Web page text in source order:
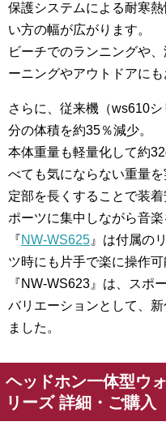
保護システムによる耐寒
い方の幅が広がります。
ビーチでのランニングや
ーニングやアウトドアにも
さらに、従来機（ws610
分の体積を約35％減少。
本体重量も軽量化して約
べても気にならない重量
定部を長くすることで装
ポーツに集中しながら音楽
『NW-WS625 』は付属の
ツ時にも片手で楽に操作可
『NW-WS623』は、スポ
バリエーションとして、
ました。
ヘッドホン一体型ウ
リーズ 詳細・ご購入